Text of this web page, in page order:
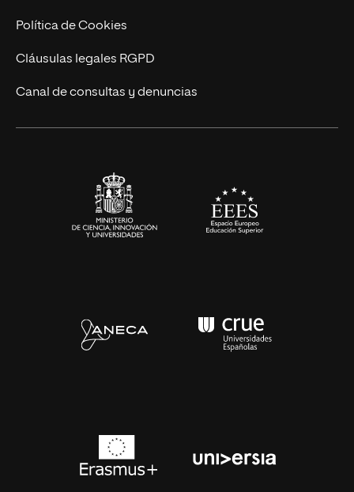
Cursos Universitarios
Actualidad
UNIR Revista
Eventos
Política de Cookies
Cláusulas legales RGPD
Canal de consultas y denuncias